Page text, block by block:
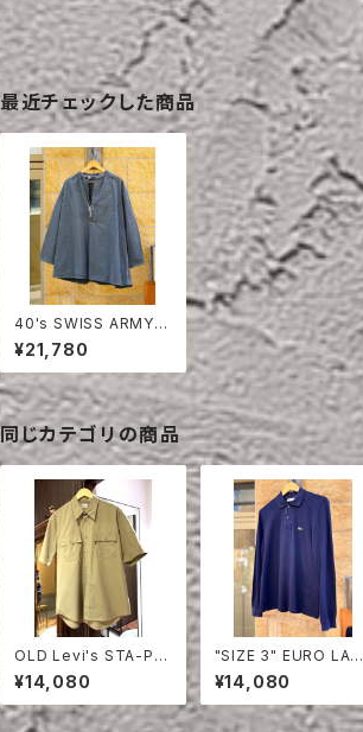
最近チェックした商品
40's SWISS ARMY
MOUNTAIN SMOK
¥21,780
同じカテゴリの商品
OLD Levi's STA-PR
EST HALF SLEEVE S
HIRT
¥14,080
"SIZE 3" EURO LAC
OSTE POLO SHIRT
LONG SLEEVE
¥14,080